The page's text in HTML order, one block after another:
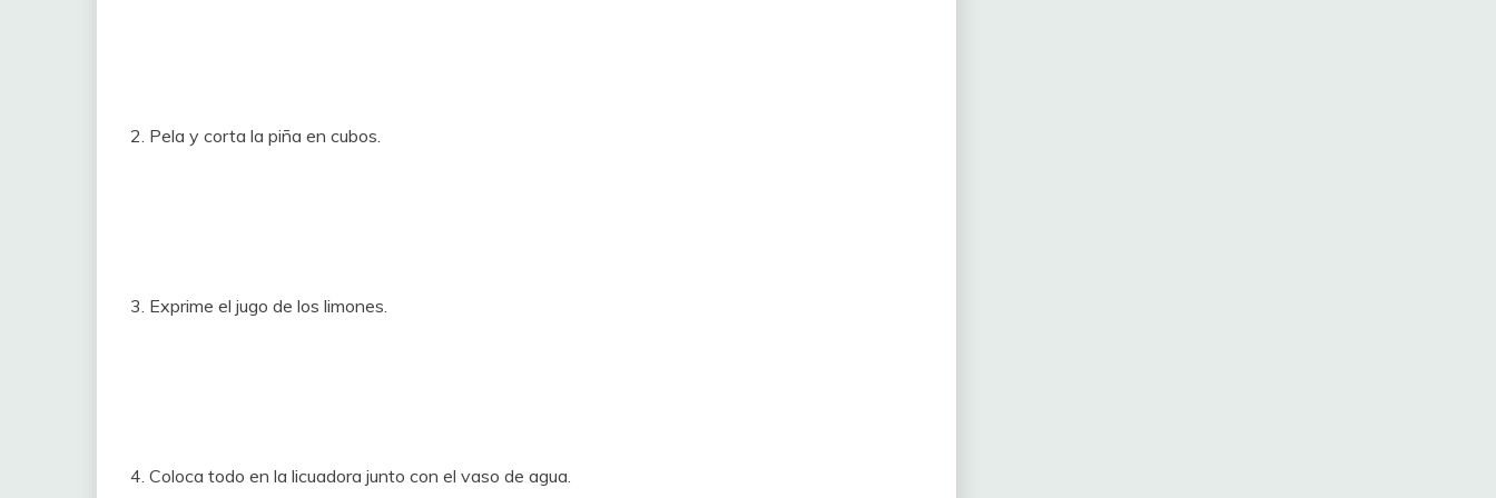
2. Pela y corta la piña en cubos.
3. Exprime el jugo de los limones.
4. Coloca todo en la licuadora junto con el vaso de agua.